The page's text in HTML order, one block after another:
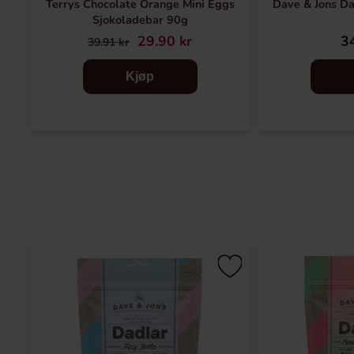
Terrys Chocolate Orange Mini Eggs
Sjokoladebar 90g
39.91 kr 29.90 kr
Kjøp
Dave & Jons